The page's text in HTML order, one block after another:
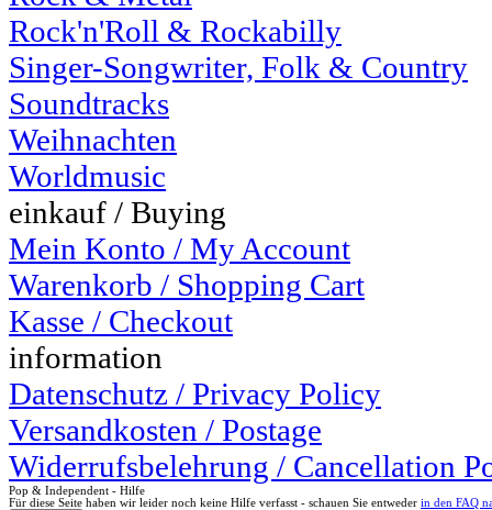
Rock'n'Roll & Rockabilly
Singer-Songwriter, Folk & Country
Soundtracks
Weihnachten
Worldmusic
einkauf / Buying
Mein Konto / My Account
Warenkorb / Shopping Cart
Kasse / Checkout
information
Datenschutz / Privacy Policy
Versandkosten / Postage
Widerrufsbelehrung / Cancellation
Pop & Independent - Hilfe
Für diese Seite haben wir leider noch keine Hilfe verfasst - schauen Sie entweder in den FAQ